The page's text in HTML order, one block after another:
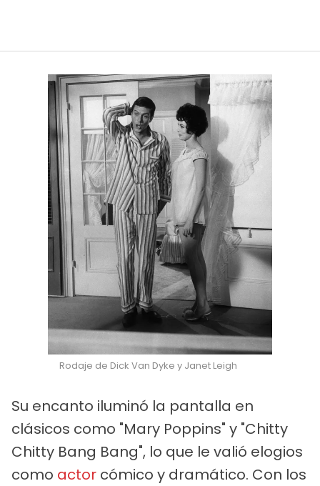
Rodaje de Dick Van Dyke y Janet Leigh
Su encanto iluminó la pantalla en
clásicos como "Mary Poppins" y "Chitty
Chitty Bang Bang", lo que le valió elogios
como actor cómico y dramático. Con los